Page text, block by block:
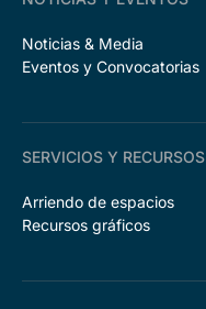
Noticias & Media
Eventos y Convocatorias
SERVICIOS Y RECURSOS
Arriendo de espacios
Recursos gráficos